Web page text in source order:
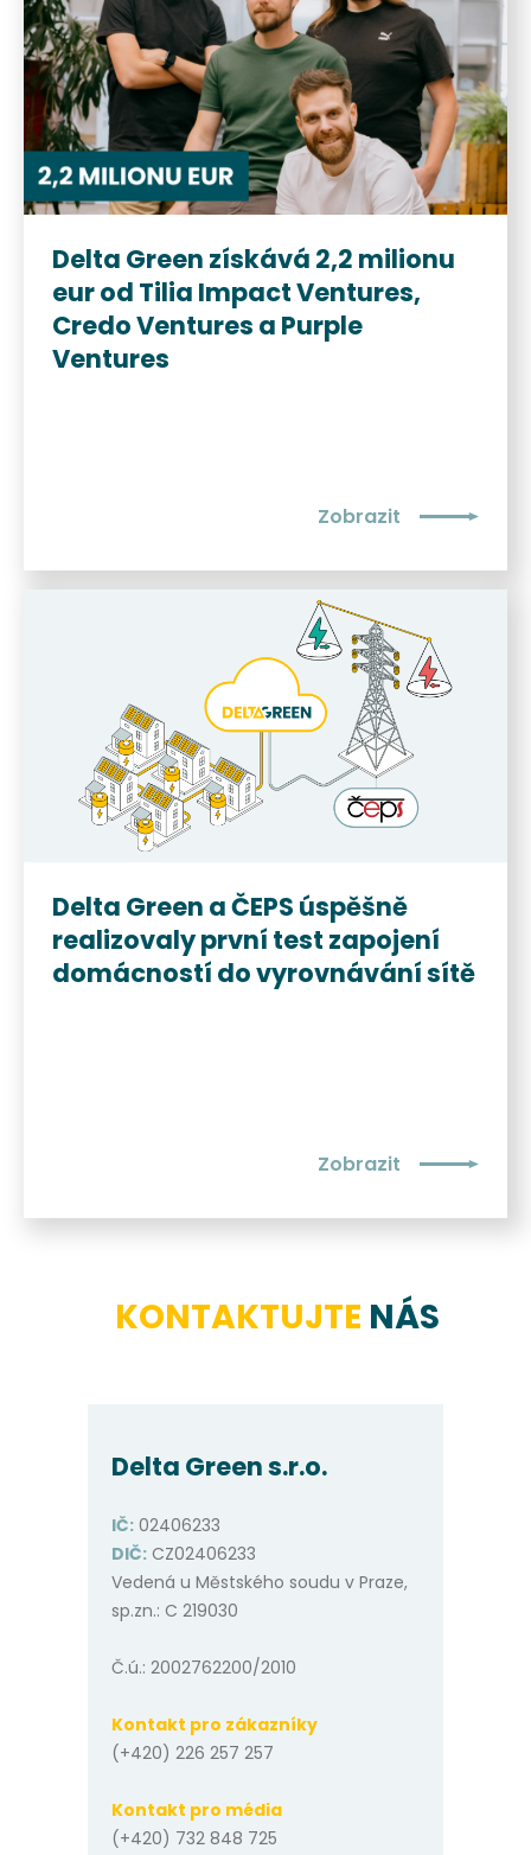
Delta Green získává 2,2 milionu
eur od Tilia Impact Ventures,
Credo Ventures a Purple
Ventures
Zobrazit
Delta Green a ČEPS úspěšně
realizovaly první test zapojení
domácností do vyrovnávání sítě
Zobrazit
KONTAKTUJTE NÁS
Delta Green s.r.o.
IČ: 02406233
DIČ: CZ02406233
Vedená u Městského soudu v Praze,
sp.zn.: C 219030
Č.ú.: 2002762200/2010
Kontakt pro zákazníky
(+420) 226 257 257
Kontakt pro média
(+420) 732 848 725